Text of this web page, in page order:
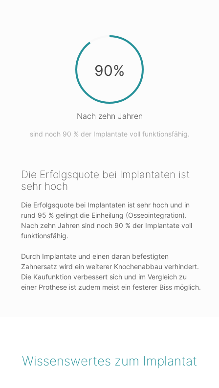
90%
Nach zehn Jahren
sind noch 90 % der Implantate voll funktionsfähig.
Die Erfolgsquote bei Implantaten ist
sehr hoch
Die Erfolgsquote bei Implantaten ist sehr hoch und in
rund 95 % gelingt die Einheilung (Osseointegration).
Nach zehn Jahren sind noch 90 % der Implantate voll
funktionsfähig.
Durch Implantate und einen daran befestigten
Zahnersatz wird ein weiterer Knochenabbau verhindert.
Die Kaufunktion verbessert sich und im Vergleich zu
einer Prothese ist zudem meist ein festerer Biss möglich.
Wissenswertes zum Implantat